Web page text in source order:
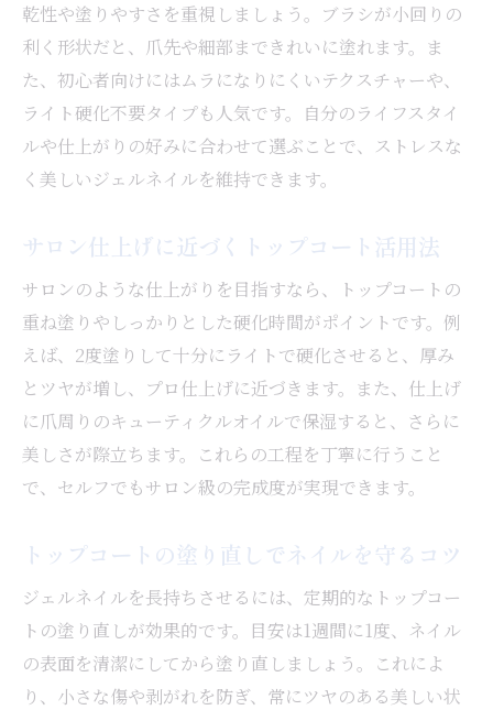
乾性や塗りやすさを重視しましょう。ブラシが小回りの
利く形状だと、爪先や細部まできれいに塗れます。ま
た、初心者向けにはムラになりにくいテクスチャーや、
ライト硬化不要タイプも人気です。自分のライフスタイ
ルや仕上がりの好みに合わせて選ぶことで、ストレスな
く美しいジェルネイルを維持できます。
サロン仕上げに近づくトップコート活用法
サロンのような仕上がりを目指すなら、トップコートの
重ね塗りやしっかりとした硬化時間がポイントです。例
えば、2度塗りして十分にライトで硬化させると、厚み
とツヤが増し、プロ仕上げに近づきます。また、仕上げ
に爪周りのキューティクルオイルで保湿すると、さらに
美しさが際立ちます。これらの工程を丁寧に行うこと
で、セルフでもサロン級の完成度が実現できます。
トップコートの塗り直しでネイルを守るコツ
ジェルネイルを長持ちさせるには、定期的なトップコー
トの塗り直しが効果的です。目安は1週間に1度、ネイル
の表面を清潔にしてから塗り直しましょう。これによ
り、小さな傷や剥がれを防ぎ、常にツヤのある美しい状